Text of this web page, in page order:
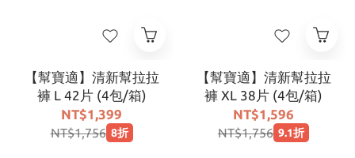
【幫寶適】清新幫拉拉
褲 L 42片 (4包/箱)
NT$1,399
NT$1,756 8折
【幫寶適】清新幫拉拉
褲 XL 38片 (4包/箱)
NT$1,596
NT$1,756 9.1折